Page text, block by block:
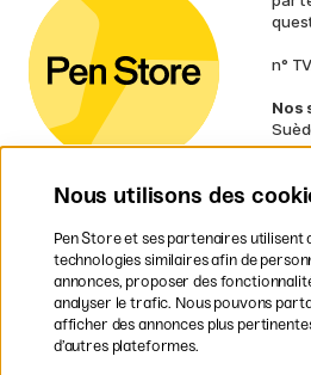
n°
Nos
UE
Nous utilisons des
Pen Store et ses partenaires utilisent
technologies similaires afin de
annonces, proposer des
analyser le trafic. Nous pouvons
afficher des annonces plus
d’autres plateformes.